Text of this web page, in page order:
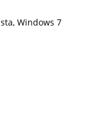
Windows 7